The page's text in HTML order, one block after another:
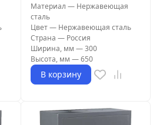
Материал — Нержавеющая
сталь
Цвет— Нержавеющая сталь
Страна — Россия
Ширина, мм —300
Высота, мм —650
В корзину